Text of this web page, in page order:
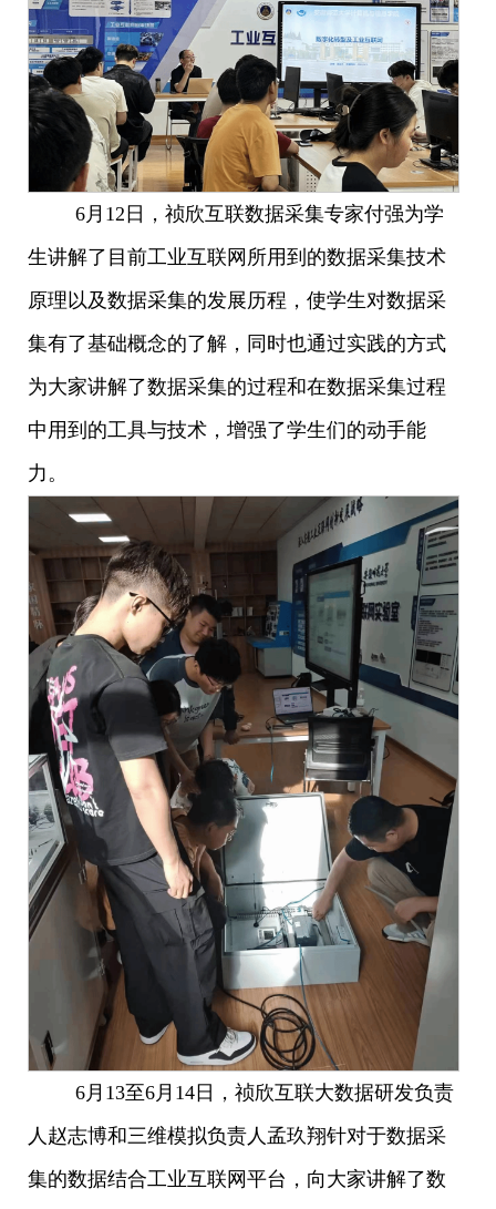
6月12日，祯欣互联数据采集专家付强为学
生讲解了目前工业互联网所用到的数据采集技术
原理以及数据采集的发展历程，使学生对数据采
集有了基础概念的了解，同时也通过实践的方式
为大家讲解了数据采集的过程和在数据采集过程
中用到的工具与技术，增强了学生们的动手能
力。
6月13至6月14日，祯欣互联大数据研发负责
人赵志博和三维模拟负责人孟玖翔针对于数据采
集的数据结合工业互联网平台，向大家讲解了数